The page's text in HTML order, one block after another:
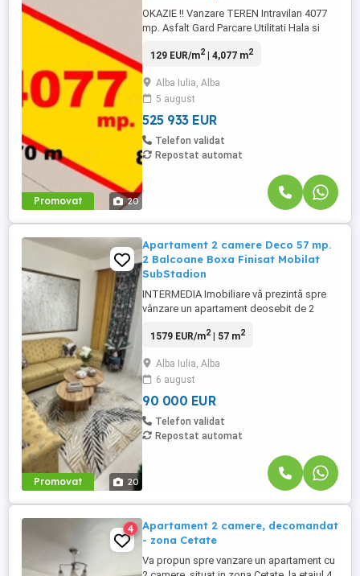
Promovat 20
OKAZIE !! Vanzare TEREN Intravilan 4077
mp. Asfalt Gard Parcare Utilitati Hala si
ofera sprea VANZARE o proprietate
suprafata de 4077 mp cu deschidere de
82,5 ml., cu constructie pe el respectiv
HALA cu DEPOZIT mare si BIROURI ...
129 EUR/m2| 4,077 m2
Alba Iulia, Alba
5 august
525 933 EUR
Telefon validat
Repostat automat
Promovat 20
Apartament 2 camere Deco 57 mp.
2 Balcoane Boxa Finisat Mobilat
SubStadion
INTERMEDIA Imobiliare vă prezintă spre
vânzare un apartament deosebit de 2
Stadion Alba Iulia. Acest apartament
confortabilă și practică, cu o suprafață
utilă de 57 mp, perfect adaptată nevoilor
unui cuplu, unei familii mici ...
1579 EUR/m2| 57 m2
Alba Iulia, Alba
6 august
90 000 EUR
Telefon validat
Repostat automat
4
Apartament 2 camere, decomandat
- zona Cetate
Va propun spre vanzare un apartament cu